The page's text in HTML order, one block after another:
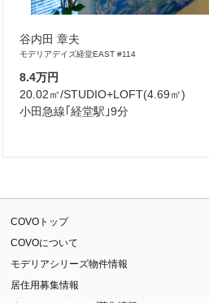
谷内田 章夫
モデリアデイズ経堂EAST #114
8.4万円
20.02㎡/STUDIO+LOFT(4.69㎡)
小田急線｢経堂駅｣9分
COVOトップ
COVOについて
モデリアシリーズ物件情報
居住用募集情報